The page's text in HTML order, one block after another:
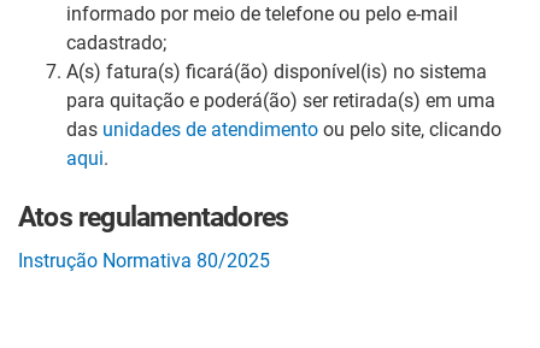
informado por meio de telefone ou pelo e-mail
cadastrado;
A(s) fatura(s) ficará(ão) disponível(is) no sistema
para quitação e poderá(ão) ser retirada(s) em uma
das unidades de atendimento ou pelo site, clicando
aqui.
Atos regulamentadores
Instrução Normativa 80/2025